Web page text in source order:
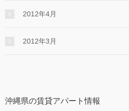
2012年4月
2012年3月
沖縄県の賃貸アパート情報